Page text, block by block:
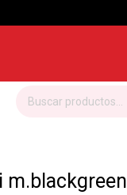
m.blackgreen